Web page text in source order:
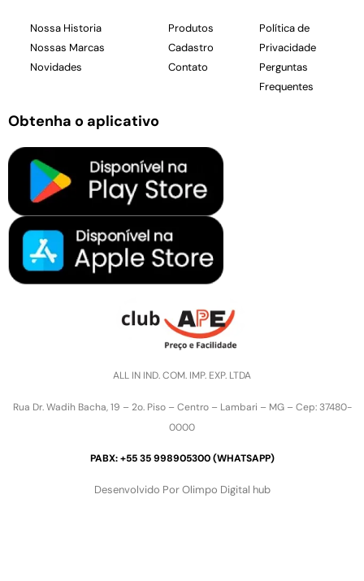
Nossa Historia
Nossas Marcas
Novidades
Produtos
Cadastro
Contato
Política de
Privacidade
Perguntas
Frequentes
Obtenha o aplicativo
ALL IN IND. COM. IMP. EXP. LTDA
Rua Dr. Wadih Bacha, 19 – 2o. Piso – Centro – Lambari – MG – Cep: 37480-
0000
PABX: +55 35 998905300 (WHATSAPP)
Desenvolvido Por Olimpo Digital hub